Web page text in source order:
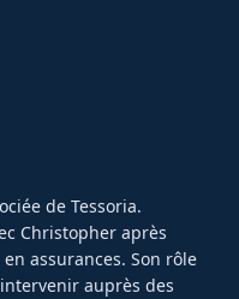
de Tessoria.
Christopher après
assurances. Son rôle
auprès des